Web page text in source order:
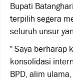
Bupati
terpilih segera
seluruh unsur
" Saya berharap
konsolidasi
BPD, alim